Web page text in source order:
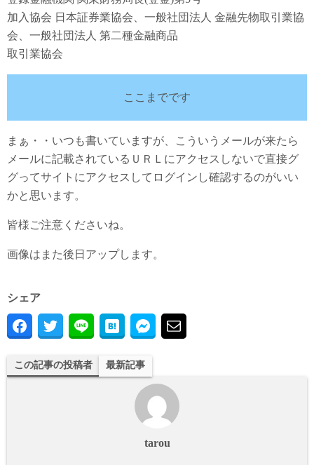
加入協会 日本証券業協会、一般社団法人 金融先物取引業協
会、一般社団法人 第二種金融商品
取引業協会
ここまでです
まぁ・・いつも書いていますが、こういうメールが来たら
メールに記載されているＵＲＬにアクセスしないで直接グ
グってサイトにアクセスしてログインし確認するのがいい
かと思います。
皆様ご注意くださいね。
画像はまた後日アップします。
シェア
この記事の投稿者 最新記事
tarou